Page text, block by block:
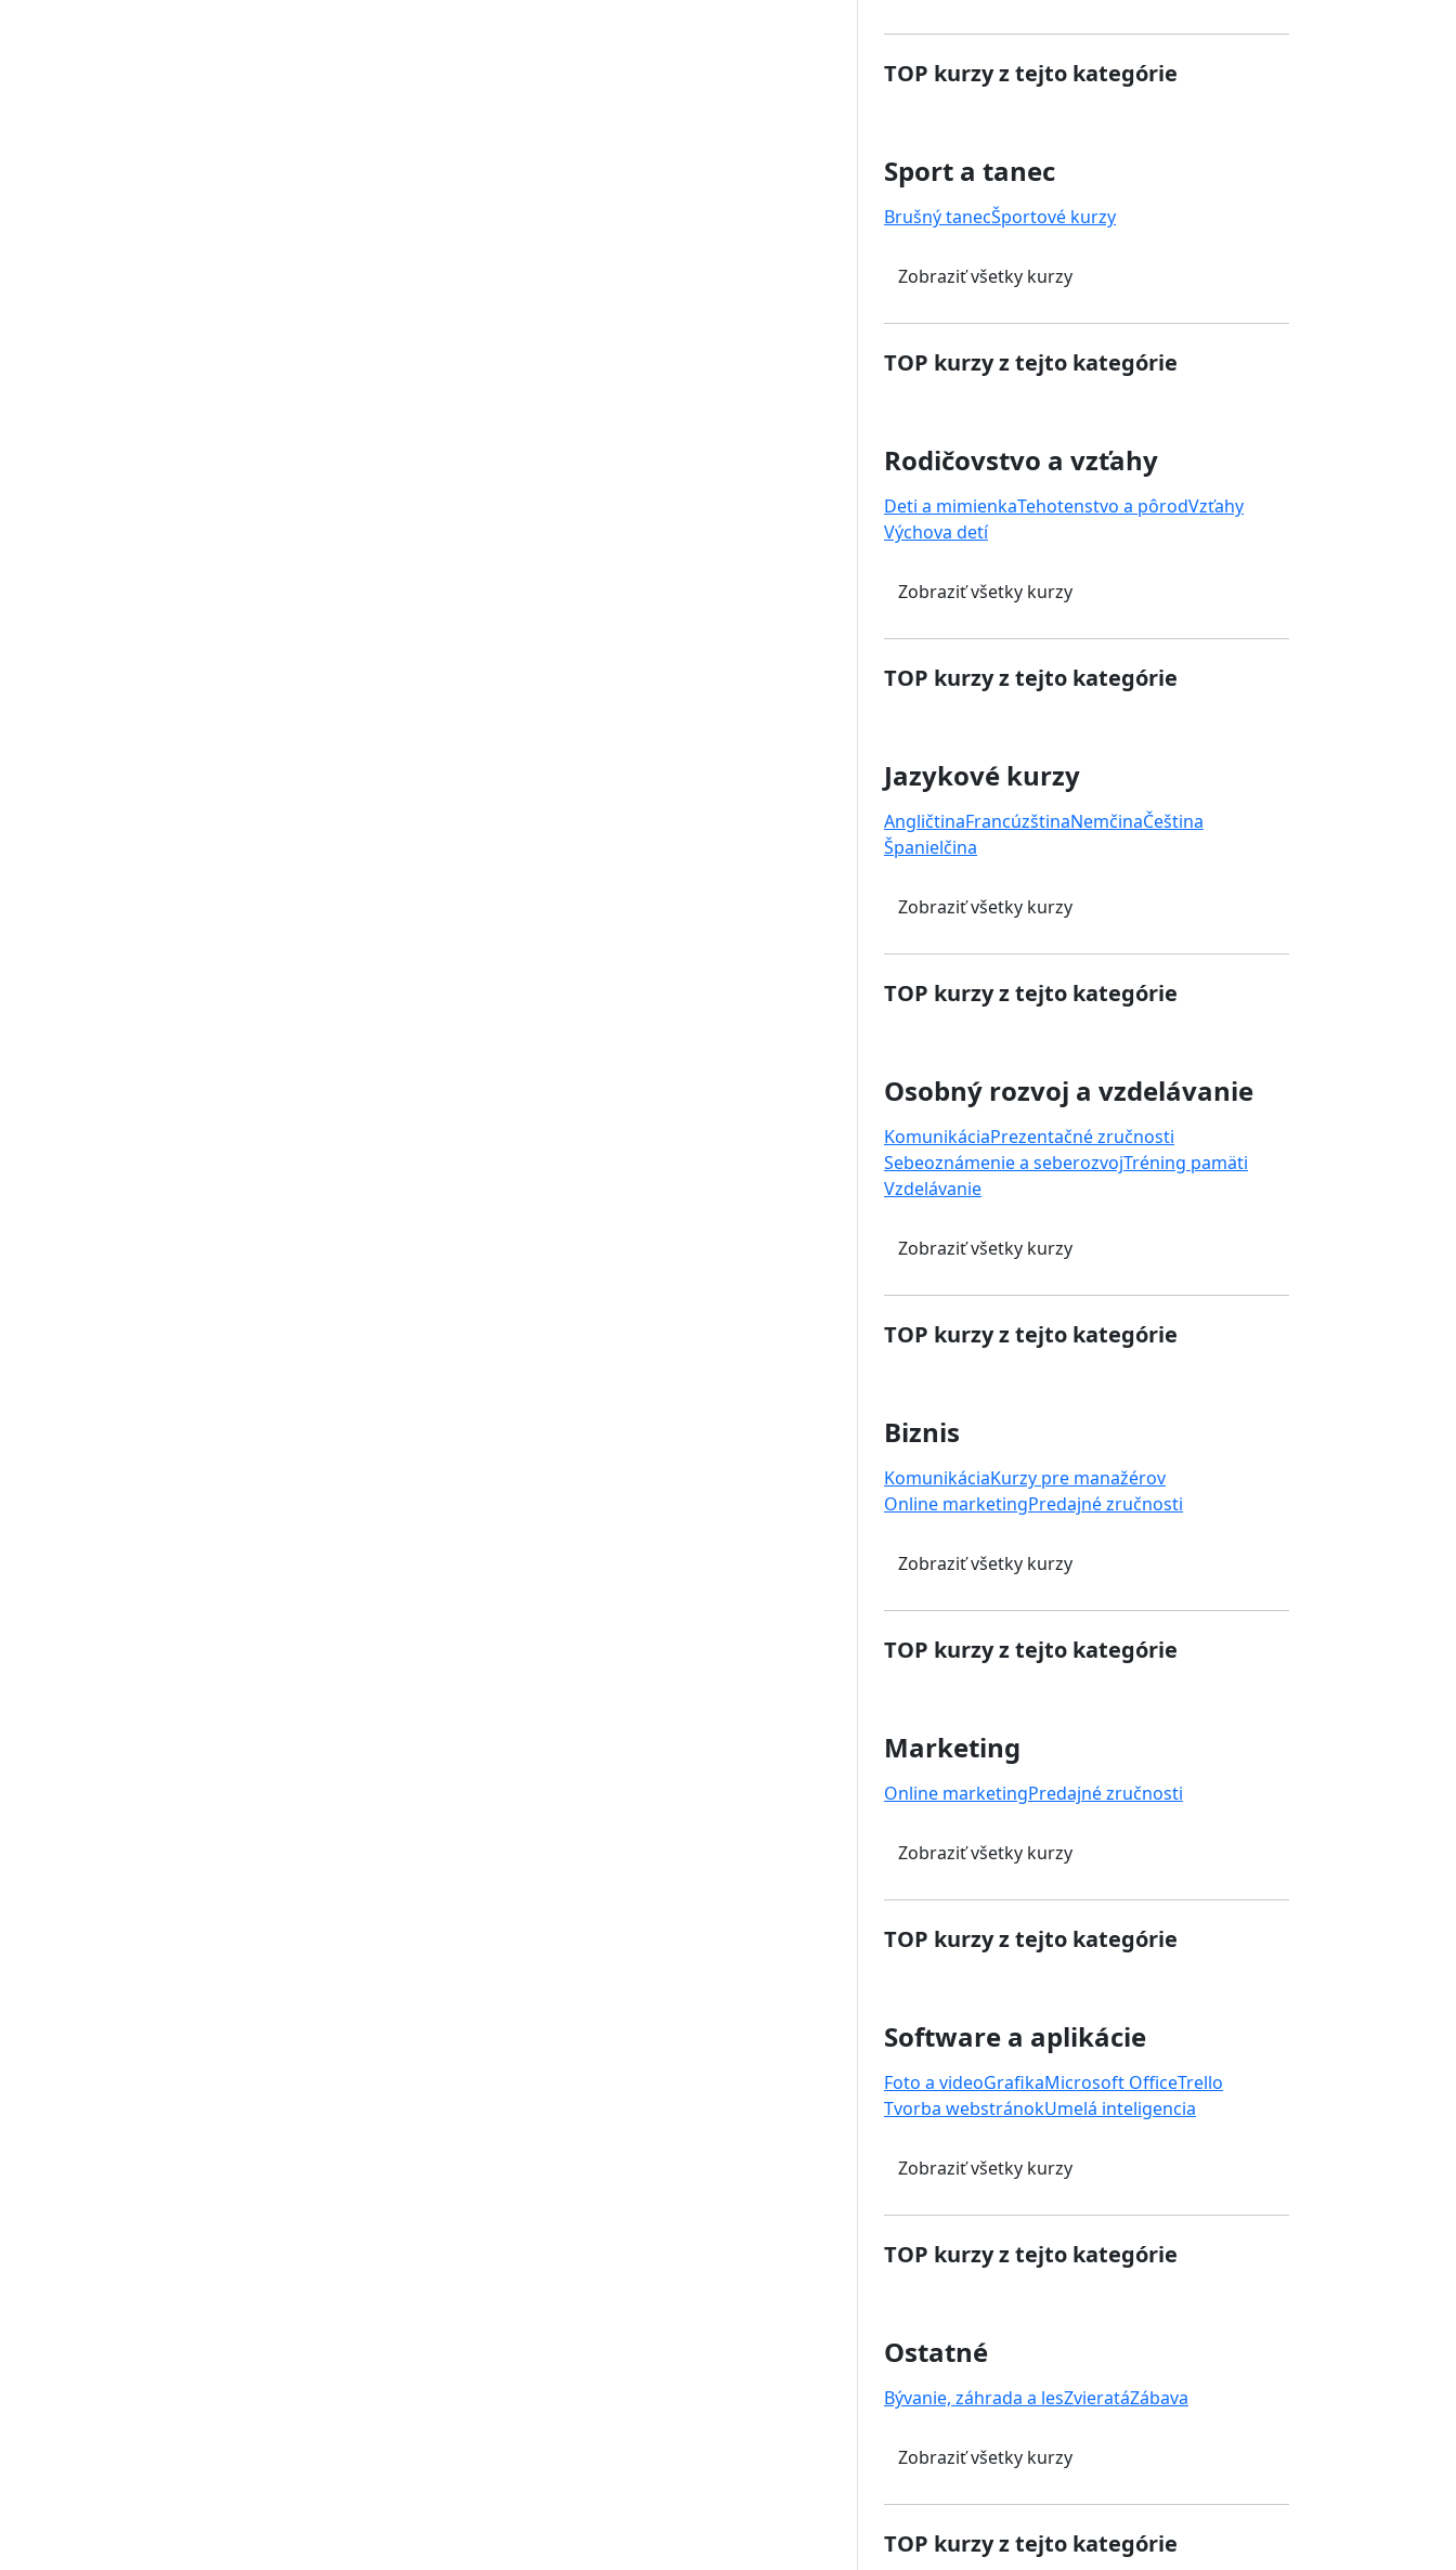
TOP kurzy z tejto kategórie
Sport a tanec
Brušný tanecŠportové kurzy
Zobraziť všetky kurzy
TOP kurzy z tejto kategórie
Rodičovstvo a vzťahy
Deti a mimienkaTehotenstvo a pôrodVzťahy
Výchova detí
Zobraziť všetky kurzy
TOP kurzy z tejto kategórie
Jazykové kurzy
AngličtinaFrancúzštinaNemčinaČeština
Španielčina
Zobraziť všetky kurzy
TOP kurzy z tejto kategórie
Osobný rozvoj a vzdelávanie
KomunikáciaPrezentačné zručnosti
Sebeoznámenie a seberozvojTréning pamäti
Vzdelávanie
Zobraziť všetky kurzy
TOP kurzy z tejto kategórie
Biznis
KomunikáciaKurzy pre manažérov
Online marketingPredajné zručnosti
Zobraziť všetky kurzy
TOP kurzy z tejto kategórie
Marketing
Online marketingPredajné zručnosti
Zobraziť všetky kurzy
TOP kurzy z tejto kategórie
Software a aplikácie
Foto a videoGrafikaMicrosoft OfficeTrello
Tvorba webstránokUmelá inteligencia
Zobraziť všetky kurzy
TOP kurzy z tejto kategórie
Ostatné
Bývanie, záhrada a lesZvieratáZábava
Zobraziť všetky kurzy
TOP kurzy z tejto kategórie